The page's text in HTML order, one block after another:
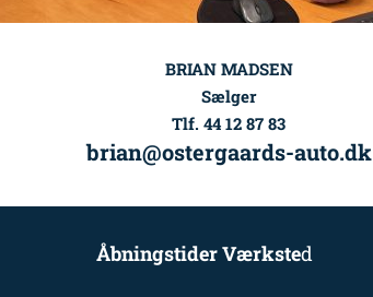
BRIAN MADSEN
Sælger
Tlf. 44 12 87 83
brian@ostergaards-auto.dk
Åbningstider Værksted